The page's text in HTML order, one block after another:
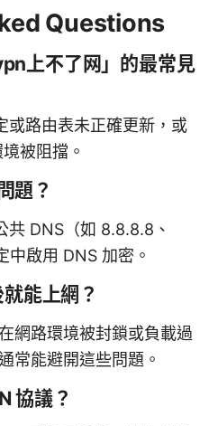
Questions
上不了网」的最常見
或路由表未正確更新，或
被阻擋。
題？
共 DNS（如 8.8.8.8、
中啟用 DNS 加密。
能上網？
網路環境被封鎖或負載過
常能避開這些問題。
協議？